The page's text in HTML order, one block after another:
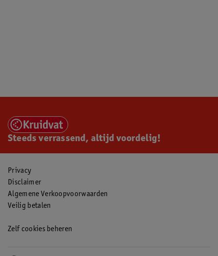
Steeds verrassend, altijd voordelig!
Privacy
Disclaimer
Algemene Verkoopvoorwaarden
Veilig betalen
Zelf cookies beheren